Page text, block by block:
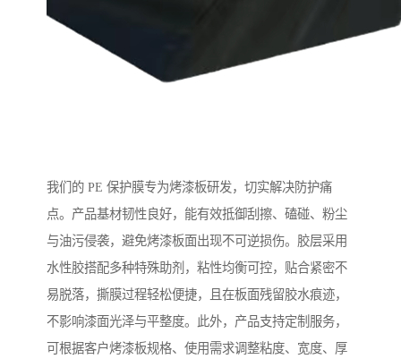
我们的 PE 保护膜专为烤漆板研发，切实解决防护痛
点。产品基材韧性良好，能有效抵御刮擦、磕碰、粉尘
与油污侵袭，避免烤漆板面出现不可逆损伤。胶层采用
水性胶搭配多种特殊助剂，粘性均衡可控，贴合紧密不
易脱落，撕膜过程轻松便捷，且在板面残留胶水痕迹，
不影响漆面光泽与平整度。此外，产品支持定制服务，
可根据客户烤漆板规格、使用需求调整粘度、宽度、厚